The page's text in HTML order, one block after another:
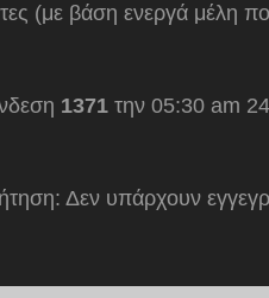
(με βάση ενεργά μέλη
1371την 05:30 am
Δεν υπάρχουν